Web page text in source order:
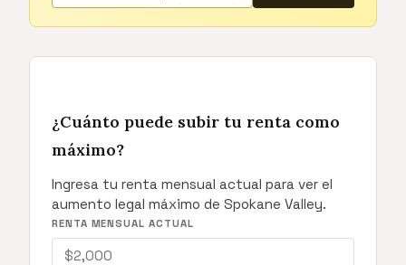
¿Cuánto puede subir tu renta como
máximo?
Ingresa tu renta mensual actual para ver el
aumento legal máximo de Spokane Valley.
RENTA MENSUAL ACTUAL